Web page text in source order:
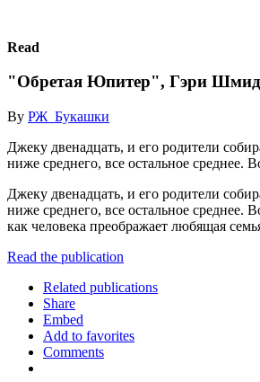
Read
"Обретая Юпитер", Гэри
By РЖ_Букашки
Джеку двенадцать, и его родители
ниже среднего, все остальное среднее.
Джеку двенадцать, и его родители
ниже среднего, все остальное
как человека преображает любящая
Read the publication
Related publications
Share
Embed
Add to favorites
Comments